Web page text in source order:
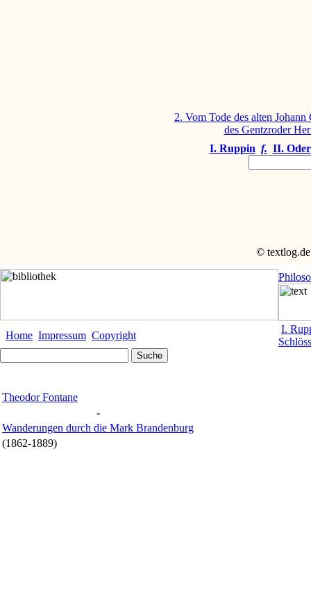
2. Vom Tode des alten
des Gentzroder
I. Ruppin f. II. Oder
© textlog.de
Home Impressum Copyright
I.
Theodor Fontane
-
Wanderungen durch die Mark Brandenburg
(1862-1889)